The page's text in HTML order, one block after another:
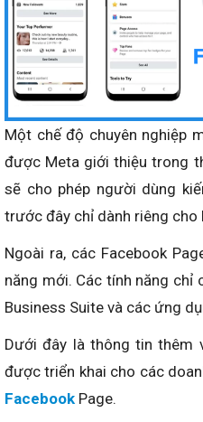
Một chế độ chuyên nghiệp
được Meta giới thiệu trong
sẽ cho phép người dùng
trước đây chỉ dành riêng cho
Ngoài ra, các Facebook
năng mới. Các tính năng chỉ
Business Suite và các ứng
Dưới đây là thông tin thêm
được triển khai cho các
Facebook Page.